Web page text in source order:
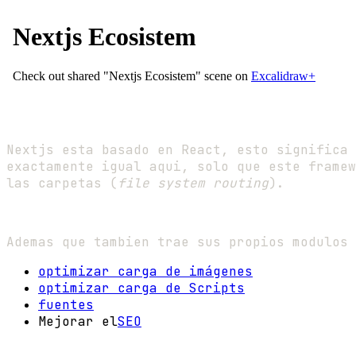
Nextjs esta basado en React, esto significa
exactamente igual aqui, solo que este
las carpetas ( file system routing).
Ademas que tambien trae sus propios
optimizar carga de imágenes
optimizar carga de Scripts
fuentes
Mejorar elSEO